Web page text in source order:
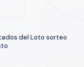
del Loto sorteo